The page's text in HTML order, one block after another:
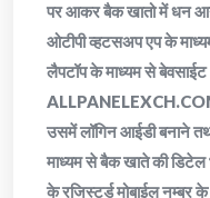
पर आकर बैक खातो में धन
ओटीपी व्हटसअप एप के
लैपटॉप के माध्यम से
उसमें लॉगिन आईडी बनाने
माध्यम से बैक खाते की
के रजिस्टर्ड मोबाईल नम्बर